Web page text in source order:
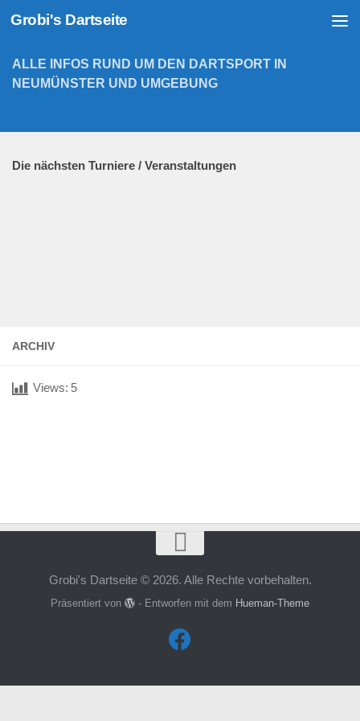
Zum Inhalt springen
Grobi's Dartseite
ARCHIV
Views: 5
ALLE INFOS RUND UM DEN DARTSPORT IN
NEUMÜNSTER UND UMGEBUNG
Die nächsten Turniere / Veranstaltungen
Grobi's Dartseite © 2026. Alle Rechte vorbehalten.
Präsentiert von - Entworfen mit dem Hueman-Theme